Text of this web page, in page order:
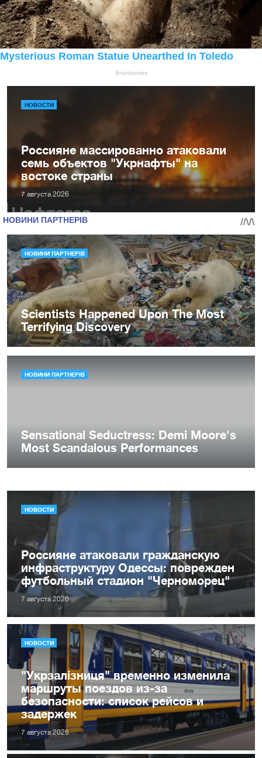
НОВОСТИ
Россияне массированно атаковали
семь объектов "Укрнафты" на
востоке страны
7 августа 2026
НОВОСТИ
Россияне атаковали гражданскую
инфраструктуру Одессы: поврежден
футбольный стадион "Черноморец"
7 августа 2026
НОВОСТИ
"Укрзалізниця" временно изменила
маршруты поездов из-за
безопасности: список рейсов и
задержек
7 августа 2026